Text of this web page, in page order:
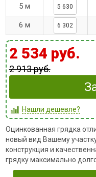
5 м 5 630
6 м 6 302
2 534 руб.
2 913 руб.
Нашли дешевле?
Оцинкованная грядка
новый вид Вашему
конструкция и
грядку максимально